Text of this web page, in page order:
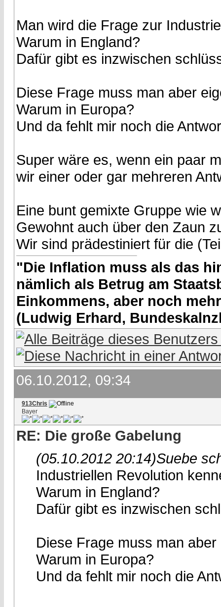
Man wird die Frage zur
Warum in England?
Dafür gibt es inzwischen
Diese Frage muss man aber
Warum in Europa?
Und da fehlt mir noch die
Super wäre es, wenn ein paar
wir einer oder gar mehreren
Eine bunt gemixte Gruppe wie
Gewohnt auch über den Zaun
Wir sind prädestiniert für die
"Die Inflation muss als das
nämlich als Betrug am
Einkommens, aber noch
(Ludwig Erhard,
06.10.2012, 09:34
913Chris
Bayer
RE: Die große Gabelung
(05.10.2012 20:14)Suebe
Industriellen Revolution
Warum in England?
Dafür gibt es inzwischen
Diese Frage muss man
Warum in Europa?
Und da fehlt mir noch die